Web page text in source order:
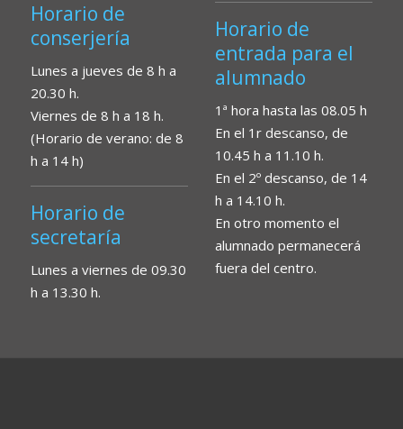
Horario de
conserjería
Lunes a jueves de 8 h a
20.30 h.
Viernes de 8 h a 18 h.
(Horario de verano: de 8
h a 14 h)
Horario de
secretaría
Lunes a viernes de 09.30
h a 13.30 h.
Horario de
entrada para el
alumnado
1ª hora hasta las 08.05 h
En el 1r descanso, de
10.45 h a 11.10 h.
En el 2º descanso, de 14
h a 14.10 h.
En otro momento el
alumnado permanecerá
fuera del centro.